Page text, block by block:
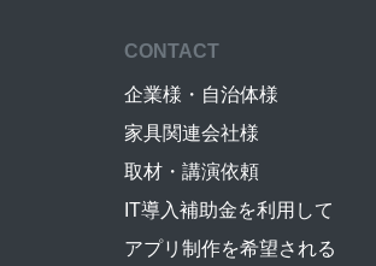
CONTACT
企業様・自治体様
家具関連会社様
取材・講演依頼
IT導入補助金を利用して
アプリ制作を希望される